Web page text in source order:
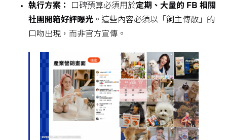
執行方案：
口碑預算必須用於定期、大量的 FB 相關
社團開箱好評曝光 。這些內容必須以「飼主傳散」的
口吻出現，而非官方宣傳。